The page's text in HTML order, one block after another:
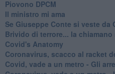
Piovono DPCM
Il ministro mi ama
Se Giuseppe Conte si veste da
Brivido di terrore... la
Covid's Anatomy
Coronavirus, scacco al racket
Covid, vade a un metro - Gli